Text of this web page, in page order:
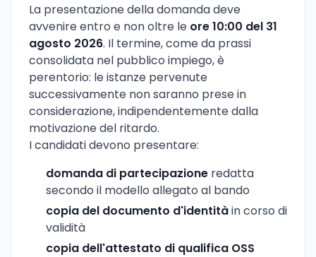
La presentazione della domanda deve
avvenire entro e non oltre le ore 10:00 del 31
agosto 2026. Il termine, come da prassi
consolidata nel pubblico impiego, è
perentorio: le istanze pervenute
successivamente non saranno prese in
considerazione, indipendentemente dalla
motivazione del ritardo.
I candidati devono presentare:
domanda di partecipazione redatta
secondo il modello allegato al bando
copia del documento d'identitàin corso di
validità
copia dell'attestato di qualifica OSS